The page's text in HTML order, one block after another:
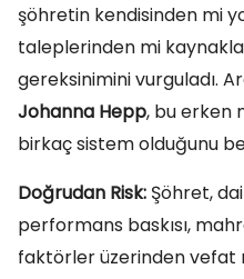
şöhretin kendisinden mi
taleplerinden mi
gereksinimini vurguladı.
Johanna Hepp, bu erken
birkaç sistem olduğunu
Doğrudan Risk: Şöhret,
performans baskısı,
faktörler üzerinden vefat